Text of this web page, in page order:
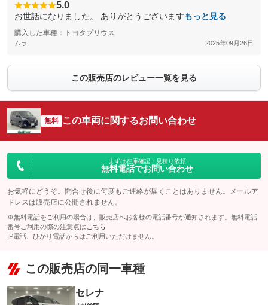
5.0
お世話になりました。 ありがとうございますもっと見る
購入した車種：トヨタプリウス
ムラ 2025年09月26日
この販売店のレビュー一覧を見る
無料 この車両に関するお問い合わせ
まずは在庫確認・見積り依頼
無料電話でお問い合わせ
お気軽にどうぞ。問合せ後に何度もご連絡が届くことはありません。メールア
ドレスは販売店に公開されません。
※無料電話をご利用の場合は、販売店へお客様の電話番号が通知されます。無料電話
番号ご利用の際の注意点は こちら
IP電話、ひかり電話からはご利用いただけません。
この販売店の同一車種
セレナ